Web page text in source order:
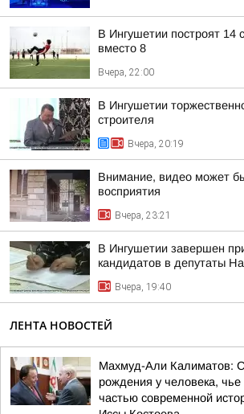
В Ингушетии построят 14
вместо 8
Вчера, 22:00
В Ингушетии
строителя
Вчера, 20:19
Внимание, видео может
восприятия
Вчера, 23:21
В Ингушетии завершен
кандидатов в депутаты
Вчера, 19:40
ЛЕНТА НОВОСТЕЙ
Махмуд-Али Калиматов:
рождения у человека,
частью современной